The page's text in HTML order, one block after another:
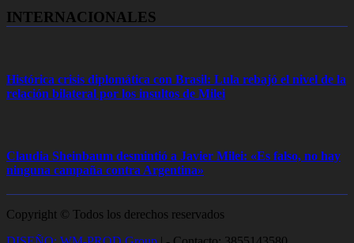
INTERNACIONALES
Histórica crisis diplomática con Brasil: Lula rebajó el nivel de la
relación bilateral por los insultos de Milei
Claudia Sheinbaum desmintió a Javier Milei: «Es falso, no hay
ninguna campaña contra Argentina»
Copyright © Todos los derechos reservados